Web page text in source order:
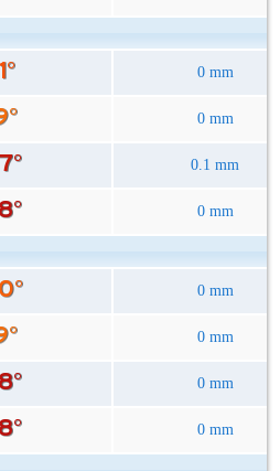
0 mm
0 mm
0.1 mm
0 mm
0 mm
0 mm
0 mm
0 mm